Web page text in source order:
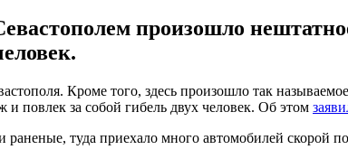
произошло
Кроме того, здесь произошло так
повлек за собой гибель двух человек. Об этом
туда приехало много автомобилей скорой